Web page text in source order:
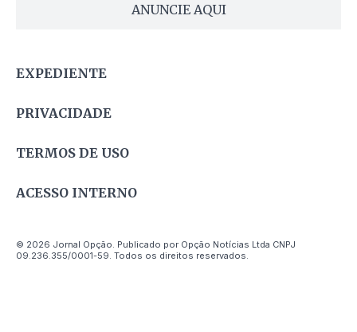
ANUNCIE AQUI
EXPEDIENTE
PRIVACIDADE
TERMOS DE USO
ACESSO INTERNO
© 2026 Jornal Opção. Publicado por Opção Notícias Ltda CNPJ
09.236.355/0001-59. Todos os direitos reservados.